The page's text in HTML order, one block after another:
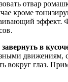
отвар
кроме
эффект.
завернуть в
движениям,
вокруг глаз.